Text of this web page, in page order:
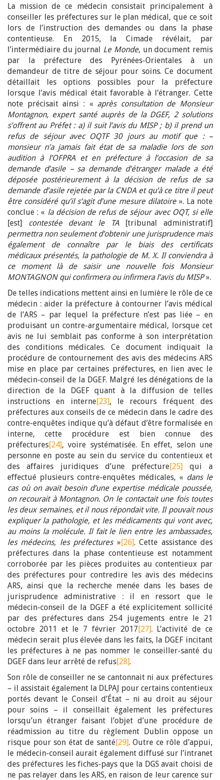
La mission de ce médecin consistait principalement à
conseiller les préfectures sur le plan médical, que ce soit
lors de l’instruction des demandes ou dans la phase
contentieuse. En 2015, la Cimade révélait, par
l’intermédiaire du journal Le Monde, un document remis
par la préfecture des Pyrénées-Orientales à un
demandeur de titre de séjour pour soins. Ce document
détaillait les options possibles pour la préfecture
lorsque l’avis médical était favorable à l’étranger. Cette
note précisait ainsi : « après consultation de Monsieur
Montagnon, expert santé auprès de la DGEF, 2 solutions
s’offrent au Préfet : a) il suit l’avis du MISP ; b) il prend un
refus de séjour avec OQTF 30 jours au motif que : –
monsieur n’a jamais fait état de sa maladie lors de son
audition à l’OFPRA et en préfecture à l’occasion de sa
demande d’asile – sa demande d’étranger malade a été
déposée postérieurement à la décision de refus de sa
demande d’asile rejetée par la CNDA et qu’à ce titre il peut
être considéré qu’il s’agit d’une mesure dilatoire». La note
conclue : « la décision de refus de séjour avec OQT, si elle
[est] contestée devant le TA [tribunal administratif]
permettra non seulement d’obtenir une jurisprudence mais
également de connaître par le biais des certificats
médicaux présentés, la pathologie de M. X. Il conviendra à
ce moment là de saisir une nouvelle fois Monsieur
MONTAGNON qui confirmera ou infirmera l’avis du MISP».
De telles indications mettent ainsi en lumière le rôle de ce
médecin : aider la préfecture à contourner l’avis médical
de l’ARS – par lequel la préfecture n’est pas liée – en
produisant un contre-argumentaire médical, lorsque cet
avis ne lui semblait pas conforme à son interprétation
des conditions médicales. Ce document indiquait la
procédure de contournement des avis des médecins ARS
mise en place par certaines préfectures, en lien avec le
médecin-conseil de la DGEF. Malgré les dénégations de la
direction de la DGEF quant à la diffusion de telles
instructions en interne[23], le recours fréquent des
préfectures aux conseils de ce médecin dans le cadre des
contre-enquêtes indique qu’à défaut d’être formalisée en
interne, cette procédure est bien connue des
préfectures[24], voire systématisée. En effet, selon une
personne en poste au sein du service du contentieux et
des affaires juridiques d’une préfecture[25] qui a
effectué plusieurs contre-enquêtes médicales, « dans le
cas où on avait besoin d’une expertise médicale poussée,
on recourait à Montagnon. On le contactait une fois toutes
les deux semaines, et il nous répondait vite. Il pouvait nous
expliquer la pathologie, et les médicaments qui vont avec,
au moins la molécule. Il fait le lien entre les ambassades,
les médecins, les préfectures »[26]. Cette assistance des
préfectures dans la phase contentieuse est notamment
corroborée par les pièces produites au contentieux par
des préfectures pour contredire les avis des médecins
ARS, ainsi que la recherche menée dans les bases de
jurisprudence administrative : il en ressort que le
médecin-conseil de la DGEF a été explicitement sollicité
par des préfectures dans 254 jugements entre le 21
octobre 2011 et le 7 février 2017[27]. L’activité de ce
médecin serait plus élevée dans les faits, la DGEF incitant
les préfectures à ne pas nommer le conseiller-santé du
DGEF dans leur arrêté de refus[28].
Son rôle de conseiller ne se cantonnait ni aux préfectures
– il assistait également la DLPAJ pour certains contentieux
portés devant le Conseil d’État – ni au droit au séjour
pour soins – il conseillait également les préfectures
lorsqu’un étranger faisant l’objet d’une procédure de
réadmission au titre du règlement Dublin oppose un
risque pour son état de santé[29]. Outre ce rôle d’appui,
le médecin-conseil aurait également diffusé sur l’intranet
des préfectures les fiches-pays que la DGS avait choisi de
ne pas relayer dans les ARS, en raison de leur carence sur